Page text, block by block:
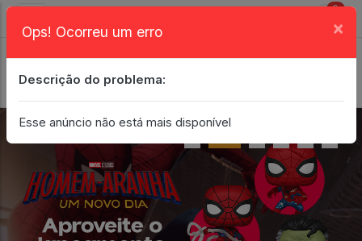
0
Ops! Ocorreu um erro ×
Descrição do problema:
Esse anúncio não está mais disponível